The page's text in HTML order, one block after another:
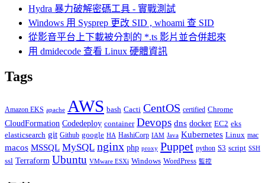
Hydra 暴力破解密碼工具 - 實戰測試
Windows 用 Sysprep 更改 SID , whoami 查 SID
從影音平台上下載被分割的 *.ts 影片並合併起來
用 dmidecode 查看 Linux 硬體資訊
Tags
Amazon EKS apache AWS bash Cacti CentOS certified Chrome
CloudFormation Codedeploy container Devops dns docker EC2 eks
elasticsearch git Github google HA HashiCorp IAM Java Kubernetes Linux mac
macos MSSQL MySQL nginx php proxy Puppet python S3 script SSH
ssl Terraform Ubuntu VMware ESXi Windows WordPress 監控